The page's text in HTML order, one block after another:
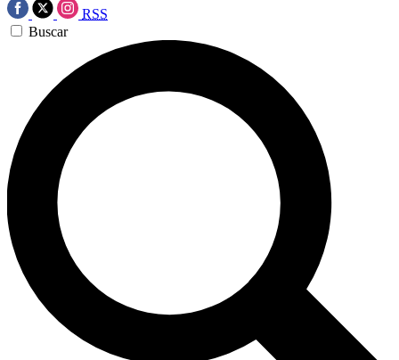
RSS
Buscar